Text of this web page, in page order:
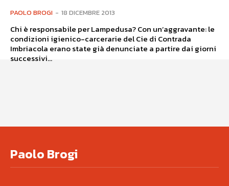
PAOLO BROGI - 18 DICEMBRE 2013
Chi è responsabile per Lampedusa? Con un’aggravante: le
condizioni igienico-carcerarie del Cie di Contrada
Imbriacola erano state già denunciate a partire dai giorni
successivi...
Paolo Brogi